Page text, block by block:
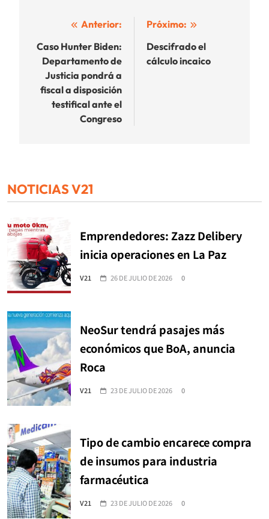
Navegación
de
entradas
Anterior:
Caso Hunter Biden:
Departamento de
Justicia pondrá a
fiscal a disposición
testifical ante el
Congreso
Próximo:
Descifrado el
cálculo incaico
NOTICIAS V21
Emprendedores: Zazz Delibery
inicia operaciones en La Paz
V21 26 DE JULIO DE 2026 0
NeoSur tendrá pasajes más
económicos que BoA, anuncia
Roca
V21 23 DE JULIO DE 2026 0
Tipo de cambio encarece compra
de insumos para industria
farmacéutica
V21 23 DE JULIO DE 2026 0